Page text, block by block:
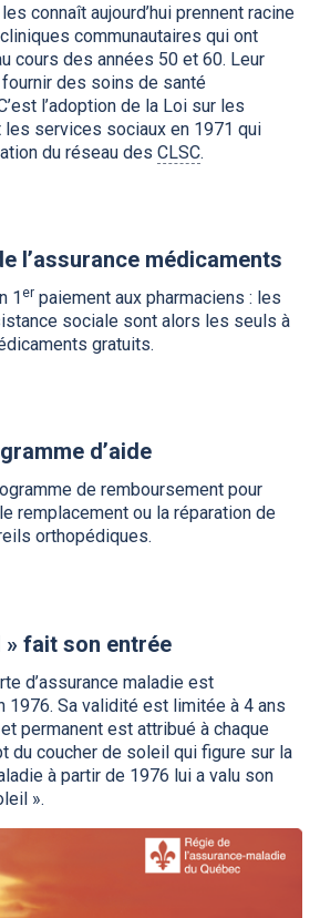
connaît aujourd’hui prennent racine
communautaires qui ont
cours des années 50 et 60. Leur
des soins de santé
l’adoption de la Loi sur les
services sociaux en 1971 qui
du réseau des CLSC.
l’assurance médicaments
1 er paiement aux pharmaciens : les
sociale sont alors les seuls à
gratuits.
d’aide
de remboursement pour
le remplacement ou la réparation de
orthopédiques.
» fait son entrée
d’assurance maladie est
1976. Sa validité est limitée à 4 ans
permanent est attribué à chaque
du coucher de soleil qui figure sur la
à partir de 1976 lui a valu son
».